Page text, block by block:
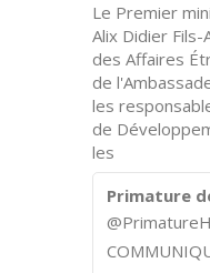
Le Premier
Alix Didier
des Affaires
de
les
de
les
Primature